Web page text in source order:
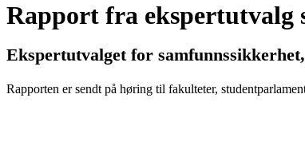
Rapport fra ekspertutvalg
Ekspertutvalget for
Rapporten er sendt på høring til fakulteter,